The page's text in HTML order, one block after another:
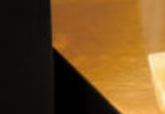
おすすめの映画
誠光社で選び
おすすめの本